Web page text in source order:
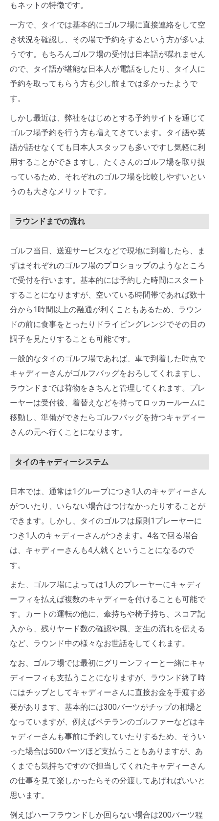
もネットの特徴です。
一方で、タイでは基本的にゴルフ場に直接連絡をして空
き状況を確認し、その場で予約をするという方が多いよ
うです。もちろんゴルフ場の受付は日本語が喋れません
ので、タイ語が堪能な日本人が電話をしたり、タイ人に
予約を取ってもらう方も少し前までは多かったようで
す。
しかし最近は、弊社をはじめとする予約サイトを通じて
ゴルフ場予約を行う方も増えてきています。タイ語や英
語が話せなくても日本人スタッフも多いですし気軽に利
用することができますし、たくさんのゴルフ場を取り扱
っているため、それぞれのゴルフ場を比較しやすいとい
うのも大きなメリットです。
ラウンドまでの流れ
ゴルフ当日、送迎サービスなどで現地に到着したら、ま
ずはそれぞれのゴルフ場のプロショップのようなところ
で受付を行います。基本的には予約した時間にスタート
することになりますが、空いている時間帯であれば数十
分から1時間以上の融通が利くこともあるため、ラウン
ドの前に食事をとったりドライビングレンジでその日の
調子を見たりすることも可能です。
一般的なタイのゴルフ場であれば、車で到着した時点で
キャディーさんがゴルフバッグをおろしてくれますし、
ラウンドまでは荷物をきちんと管理してくれます。プレ
ーヤーは受付後、着替えなどを持ってロッカールームに
移動し、準備ができたらゴルフバッグを持つキャディー
さんの元へ行くことになります。
タイのキャディーシステム
日本では、通常は1グループにつき1人のキャディーさん
がついたり、いらない場合はつけなかったりすることが
できます。しかし、タイのゴルフは原則1プレーヤーに
つき1人のキャディーさんがつきます。4名で回る場合
は、キャディーさんも4人就くということになるので
す。
また、ゴルフ場によっては1人のプレーヤーにキャディ
ーフィを払えば複数のキャディーを付けることも可能で
す。カートの運転の他に、傘持ちや椅子持ち、スコア記
入から、残りヤード数の確認や風、芝生の流れを伝える
など、ラウンド中の様々なお世話をしてくれます。
なお、ゴルフ場では最初にグリーンフィーと一緒にキャ
ディーフィも支払うことになりますが、ラウンド終了時
にはチップとしてキャディーさんに直接お金を手渡す必
要があります。基本的には300バーツがチップの相場と
なっていますが、例えばベテランのゴルファーなどはキ
ャディーさんも事前に予約していたりするため、そうい
った場合は500バーツほど支払うこともありますが、あ
くまでも気持ちですので担当してくれたキャディーさん
の仕事を見て楽しかったらその分渡してあげればいいと
思います。
例えばハーフラウンドしか回らない場合は200バーツ程